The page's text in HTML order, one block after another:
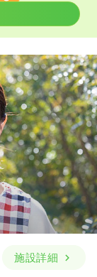
施設詳細